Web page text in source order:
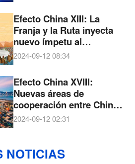
Efecto China XIII: La
Franja y la Ruta inyecta
nuevo ímpetu al
desarrollo de América
2024-09-12 08:34
Efecto China XVIII:
Nuevas áreas de
cooperación entre China-
América Latina por la
2024-09-12 02:31
NOTICIAS